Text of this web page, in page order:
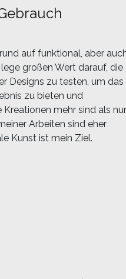
auf funktional, aber
großen Wert darauf, die
Designs zu testen, um das
zu bieten und
mehr sind als
Arbeiten sind eher
Kunst ist mein Ziel.